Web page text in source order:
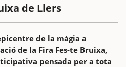
de Llers
de la màgia a
de la Fira Fes-te Bruixa,
pensada per a tota